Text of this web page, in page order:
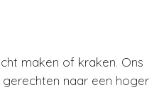
maken of kraken. Ons
gerechten naar een hoger